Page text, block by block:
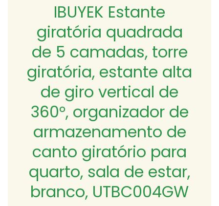
IBUYEK Estante
giratória quadrada
de 5 camadas, torre
giratória, estante alta
de giro vertical de
360°, organizador de
armazenamento de
canto giratório para
quarto, sala de estar,
branco, UTBC004GW